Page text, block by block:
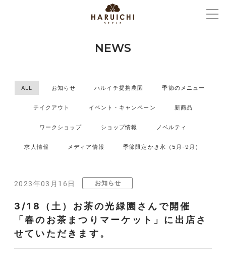
NEWS
ALL お知らせ ハルイチ提携農園 季節のメニュー
テイクアウト イベント・キャンペーン 新商品
ワークショップ ショップ情報 ノベルティ
求人情報 メディア情報 季節限定かき氷（5月-9月）
2023年03月16日 お知らせ
3/18（土）お茶の光緑園さんで開催
「春のお茶まつりマーケット」に出店さ
せていただきます。